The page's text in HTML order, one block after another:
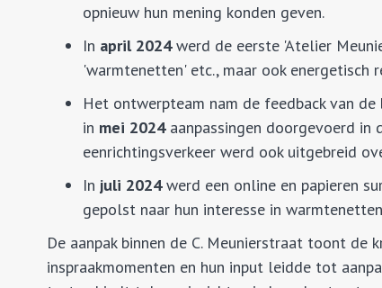
opnieuw hun mening konden geven.
In april 2024werd de eerste 'Atelier
'warmtenetten' etc., maar ook energetisch
Het ontwerpteam nam de feedback van
in mei 2024aanpassingen doorgevoerd in
eenrichtingsverkeer werd ook uitgebreid
In juli 2024werd een online en papieren
gepolst naar hun interesse in
De aanpak binnen de C. Meunierstraat toont
inspraakmomenten en hun input leidde tot